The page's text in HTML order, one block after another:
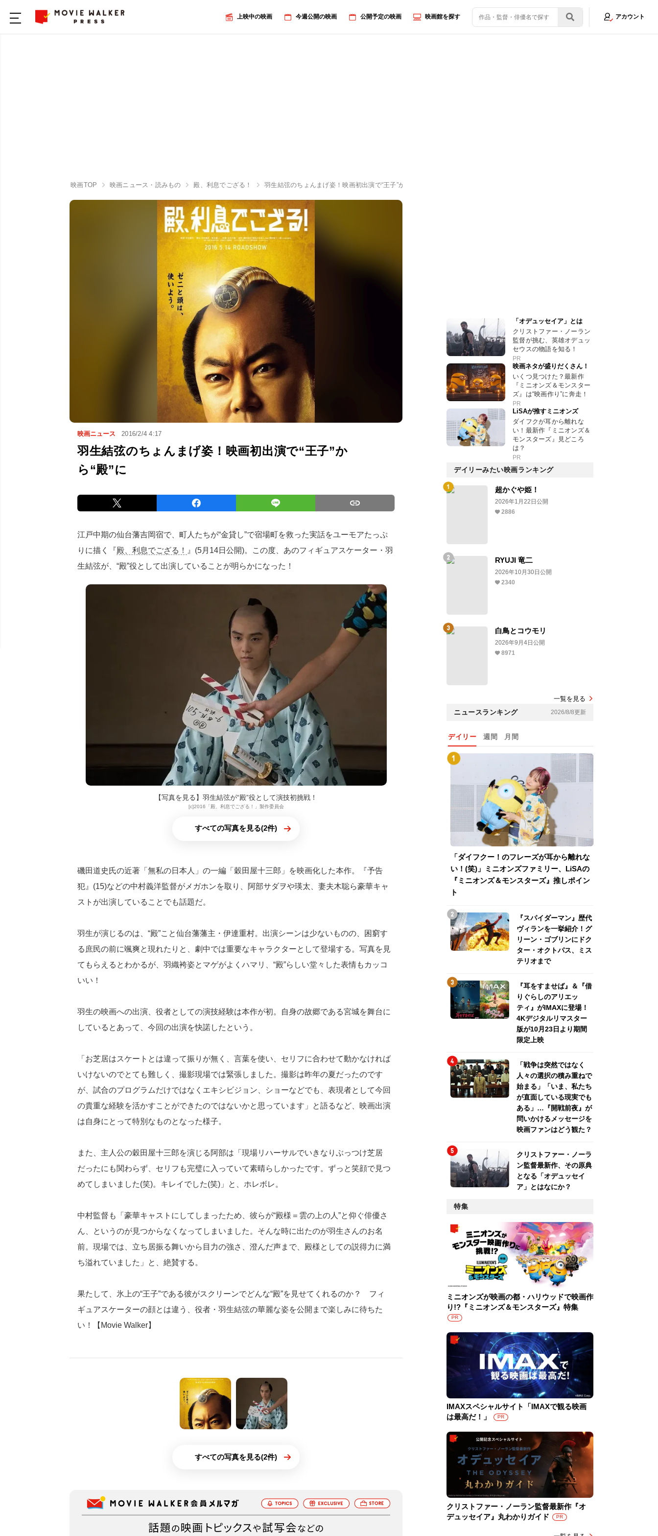
上映中の映画 今週公開の映画 公開予定の映画 映画館を探す アカウント
映画TOP 映画ニュース・読みもの 殿、利息でござる！ 羽生結弦のちょんまげ姿！映画初出演で“王子”から“殿”に
映画ニュース 2016/2/4 4:17
羽生結弦のちょんまげ姿！映画初出演で“王子”か
ら“殿”に
江戸中期の仙台藩吉岡宿で、町人たちが“金貸し”で宿場町を救った実話をユーモアたっぷ
りに描く『殿、利息でござる！
』(5月14日公開)。この度、あのフィギュアスケーター・羽
生結弦が、“殿”役として出演していることが明らかになった！
【写真を見る】羽生結弦が“殿”役として演技初挑戦！
[c]2016「殿、利息でござる！」製作委員会
すべての写真を見る(2件)
磯田道史氏の近著「無私の日本人」の一編「穀田屋十三郎」を映画化した本作。『予告
犯』(15)などの中村義洋監督がメガホンを取り、阿部サダヲや瑛太、妻夫木聡ら豪華キャ
ストが出演していることでも話題だ。
羽生が演じるのは、“殿”こと仙台藩藩主・伊達重村。出演シーンは少ないものの、困窮す
る庶民の前に颯爽と現れたりと、劇中では重要なキャラクターとして登場する。写真を見
てもらえるとわかるが、羽織袴姿とマゲがよくハマリ、“殿”らしい堂々した表情もカッコ
いい！
羽生の映画への出演、役者としての演技経験は本作が初。自身の故郷である宮城を舞台に
しているとあって、今回の出演を快諾したという。
「お芝居はスケートとは違って振りが無く、言葉を使い、セリフに合わせて動かなければ
いけないのでとても難しく、撮影現場では緊張しました。撮影は昨年の夏だったのです
が、試合のプログラムだけではなくエキシビジョン、ショーなどでも、表現者として今回
の貴重な経験を活かすことができたのではないかと思っています」と語るなど、映画出演
は自身にとって特別なものとなった様子。
また、主人公の穀田屋十三郎を演じる阿部は「現場リハーサルでいきなりぶっつけ芝居
だったにも関わらず、セリフも完璧に入っていて素晴らしかったです。ずっと笑顔で見つ
めてしまいました(笑)。キレイでした(笑)」と、ホレボレ。
中村監督も「豪華キャストにしてしまったため、彼らが“殿様＝雲の上の人”と仰ぐ俳優さ
ん、というのが見つからなくなってしまいました。そんな時に出たのが羽生さんのお名
前。現場では、立ち居振る舞いから目力の強さ、澄んだ声まで、殿様としての説得力に満
ち溢れていました」と、絶賛する。
果たして、氷上の“王子”である彼がスクリーンでどんな“殿”を見せてくれるのか？ フィ
ギュアスケーターの顔とは違う、役者・羽生結弦の華麗な姿を公開まで楽しみに待ちた
い！【Movie Walker】
すべての写真を見る(2件)
「オデュッセイア」とは
クリストファー・ノーラン
監督が挑む、英雄オデュッ
セウスの物語を知る！
PR
映画ネタが盛りだくさん！
いくつ見つけた？最新作
『ミニオンズ＆モンスター
ズ』は“映画作り”に奔走！
PR
LiSAが推すミニオンズ
ダイフクが耳から離れな
い！最新作『ミニオンズ＆
モンスターズ』見どころ
は？
PR
デイリーみたい映画ランキング
超かぐや姫！
2026年1月22日公開
2886
RYUJI 竜二
2026年10月30日公開
2340
白鳥とコウモリ
2026年9月4日公開
8971
一覧を見る
ニュースランキング 2026/8/8更新
デイリー 週間 月間
「ダイフクー！のフレーズが耳から離れな
い！(笑)」ミニオンズファミリー、LiSAの
『ミニオンズ＆モンスターズ』推しポイン
ト
『スパイダーマン』歴代
ヴィランを一挙紹介！グ
リーン・ゴブリンにドク
ター・オクトパス、ミス
テリオまで
『耳をすませば』＆『借
りぐらしのアリエッ
ティ』がIMAXに登場！
4Kデジタルリマスター
版が10月23日より期間
限定上映
「戦争は突然ではなく
人々の選択の積み重ねで
始まる」「いま、私たち
が直面している現実でも
ある」…『開戦前夜』が
問いかけるメッセージを
映画ファンはどう観た？
クリストファー・ノーラ
ン監督最新作、その原典
となる「オデュッセイ
ア」とはなにか？
特集
ミニオンズが映画の都・ハリウッドで映画作
り!?『ミニオンズ＆モンスターズ』特集
PR
IMAXスペシャルサイト「IMAXで観る映画
は最高だ！」
PR
クリストファー・ノーラン監督最新作『オ
デュッセイア』丸わかりガイド
PR